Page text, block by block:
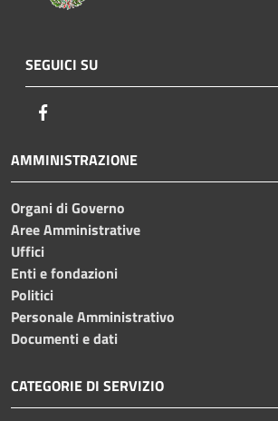
SEGUICI SU
AMMINISTRAZIONE
Organi di Governo
Aree Amministrative
Uffici
Enti e fondazioni
Politici
Personale Amministrativo
Documenti e dati
CATEGORIE DI SERVIZIO